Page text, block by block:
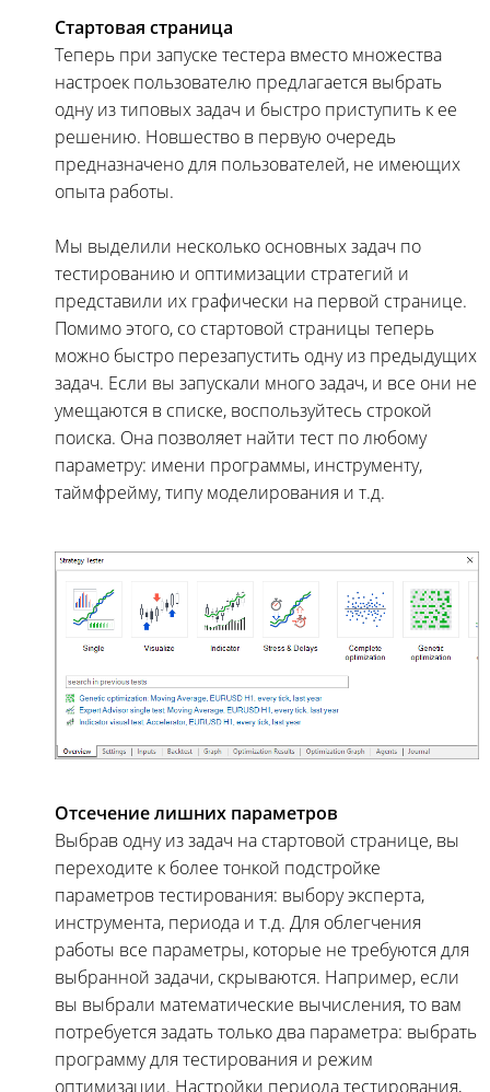
Стартовая страница
Теперь при запуске тестера вместо множества
настроек пользователю предлагается выбрать
одну из типовых задач и быстро приступить к ее
решению. Новшество в первую очередь
предназначено для пользователей, не имеющих
опыта работы.
Мы выделили несколько основных задач по
тестированию и оптимизации стратегий и
представили их графически на первой странице.
Помимо этого, со стартовой страницы теперь
можно быстро перезапустить одну из предыдущих
задач. Если вы запускали много задач, и все они не
умещаются в списке, воспользуйтесь строкой
поиска. Она позволяет найти тест по любому
параметру: имени программы, инструменту,
таймфрейму, типу моделирования и т.д.
Отсечение лишних параметров
Выбрав одну из задач на стартовой странице, вы
переходите к более тонкой подстройке
параметров тестирования: выбору эксперта,
инструмента, периода и т.д. Для облегчения
работы все параметры, которые не требуются для
выбранной задачи, скрываются. Например, если
вы выбрали математические вычисления, то вам
потребуется задать только два параметра: выбрать
программу для тестирования и режим
оптимизации. Настройки периода тестирования,